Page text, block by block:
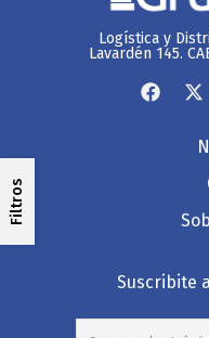
Filtros
Logística y
Lavardén 145.
Suscribite